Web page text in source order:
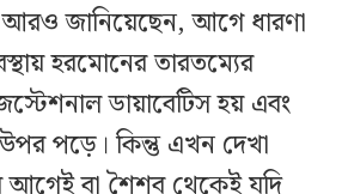
জানিয়েছেন, আগে ধারণা
হরমোনের তারতম্যের
ডায়াবেটিস হয় এবং
পড়ে। কিন্তু এখন দেখা